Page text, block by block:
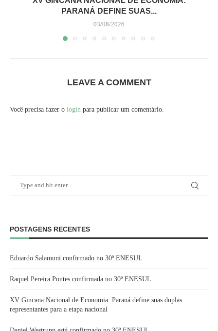
PARANÁ DEFINE SUAS...
03/08/2026
LEAVE A COMMENT
Você precisa fazer o login para publicar um comentário.
POSTAGENS RECENTES
Eduardo Salamuni confirmado no 30º ENESUL
Raquel Pereira Pontes confirmada no 30º ENESUL
XV Gincana Nacional de Economia: Paraná define suas duplas
representantes para a etapa nacional